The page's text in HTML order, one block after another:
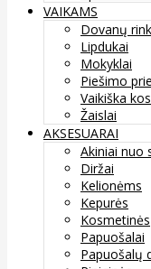
VAIKAMS
Dovanų
Lipdukai
Mokyklai
Piešimo
Vaikiška
Žaislai
AKSESUARAI
Akiniai nuo
Diržai
Kelionėms
Kepurės
Kosmetinės
Papuošalai
Papuošalų